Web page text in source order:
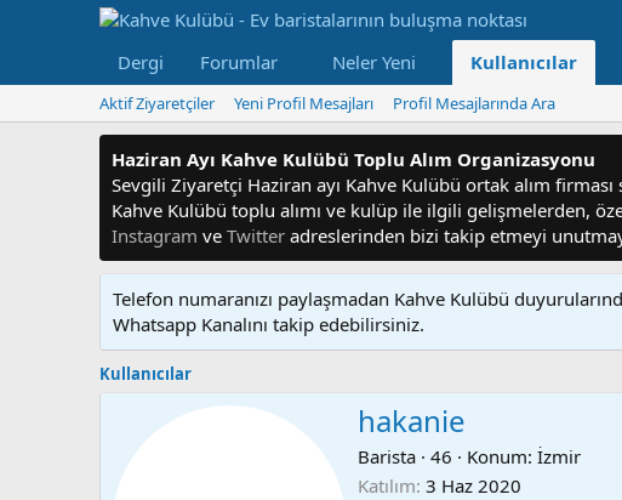
Dergi Forumlar Neler Yeni Kullanıcılar
Aktif Ziyaretçiler Yeni Profil Mesajları Profil Mesajlarında Ara
Haziran Ayı Kahve Kulübü Toplu Alım Organizasyonu
Sevgili Ziyaretçi Haziran ayı Kahve Kulübü ortak alım
Kahve Kulübü toplu alımı ve kulüp ile ilgili gelişmelerden,
Instagram ve Twitter adreslerinden bizi takip etmeyi
Telefon numaranızı paylaşmadan Kahve Kulübü
Whatsapp Kanalını takip edebilirsiniz.
Kullanıcılar
hakanie
Barista · 46 · Konum: İzmir
Katılım 3 Haz 2020